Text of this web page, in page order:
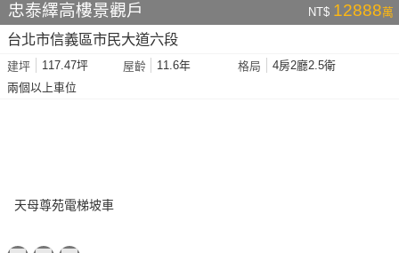
忠泰繹高樓景觀戶 NT$ 12888萬
台北市信義區市民大道六段
建坪 117.47坪 屋齡 11.6年 格局
4房2廳2.5衛
兩個以上車位